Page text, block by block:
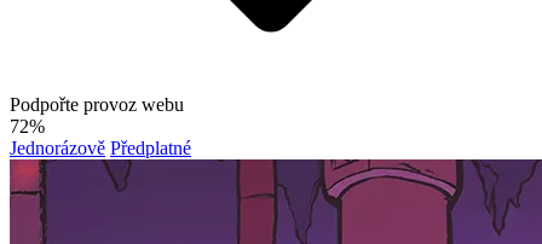
Podpořte provoz webu
72%
Jednorázově Předplatné